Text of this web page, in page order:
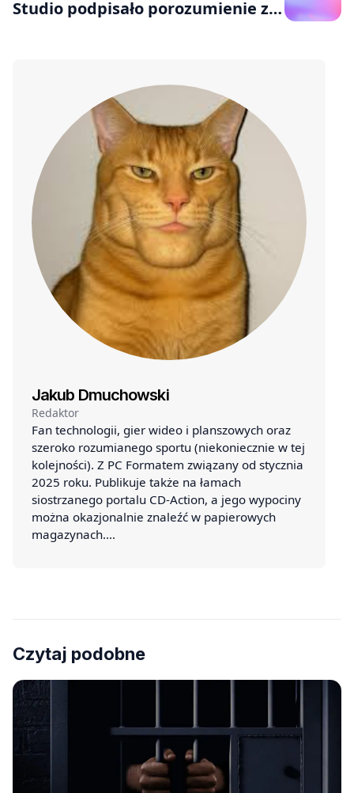
Studio podpisało porozumienie z
Jakub Dmuchowski
Redaktor
Fan technologii, gier wideo i planszowych oraz
szeroko rozumianego sportu (niekoniecznie w tej
kolejności). Z PC Formatem związany od stycznia
2025 roku. Publikuje także na łamach
siostrzanego portalu CD-Action, a jego wypociny
można okazjonalnie znaleźć w papierowych
magazynach.…
Czytaj podobne